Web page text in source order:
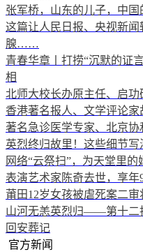
张军桥，山东的儿子，中国
这篇让人民日报、央视新
腺……
青春华章丨打捞“沉默的证
相
北师大校长办原主任、启
香港著名报人、文学评论家
著名急诊医学专家、北京
英烈终归故里！这些细节写
网络“云祭扫”，为天堂里
表演艺术家陈奇去世，享年
莆田12岁女孩被虐死案二
山河无恙英烈归——第十二
回安葬记
官方新闻